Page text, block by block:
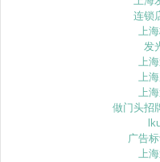
连锁
上
发
上
上
上
做门头招
广告
上